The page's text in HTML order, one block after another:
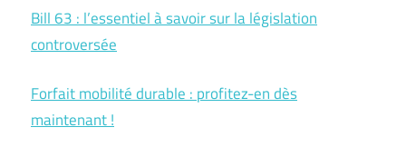
Bill 63 : l’essentiel à savoir sur la législation
controversée
Forfait mobilité durable : profitez-en dès
maintenant !